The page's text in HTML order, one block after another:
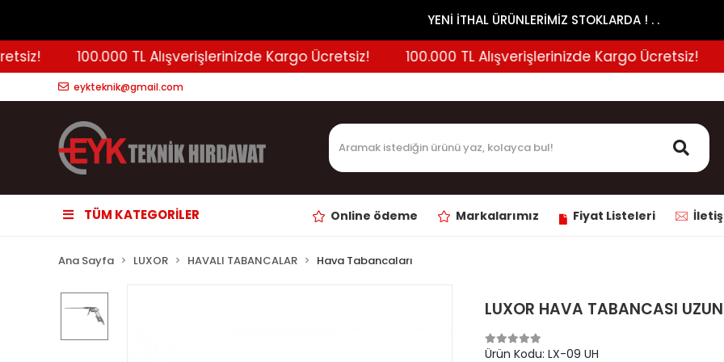
YENİ İTHAL ÜRÜNLERİMİZ STOKLARDA ! . .
100.000 TL Alışverişlerinizde Kargo Ücretsiz! 100.000 TL Alışverişlerinizde Kargo Ücretsiz!
eykteknik@gmail.com
TÜM KATEGORİLER Online ödeme Markalarımız Fiyat Listeleri
Ana Sayfa LUXOR HAVALI TABANCALAR Hava Tabancaları
LUXOR HAVA TABANCASI
Ürün Kodu:LX-09 UH